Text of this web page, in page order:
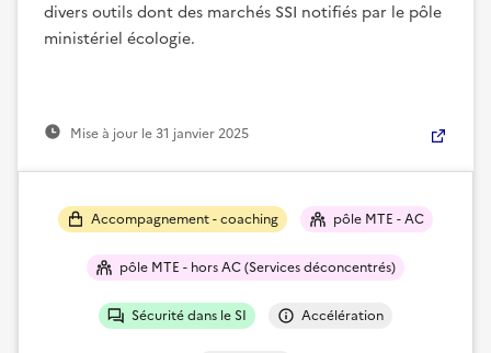
divers outils dont des marchés SSI notifiés par le pôle
ministériel écologie.
Mise à jour le31 janvier 2025
Accompagnement - coaching pôle MTE - AC
pôle MTE - hors AC (Services déconcentrés)
Sécurité dans le SI Accélération